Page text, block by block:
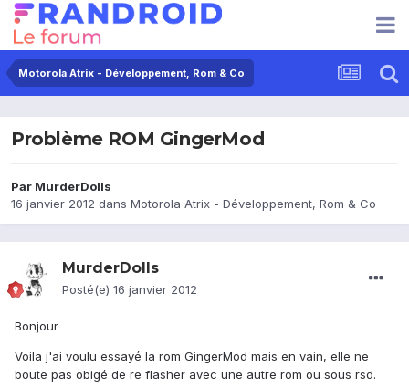
Motorola Atrix - Développement, Rom & Co
Problème ROM GingerMod
Par MurderDolls
16 janvier 2012 dans Motorola Atrix - Développement, Rom & Co
MurderDolls
Posté(e) 16 janvier 2012
Bonjour
Voila j'ai voulu essayé la rom GingerMod mais en vain, elle ne
boute pas obigé de re flasher avec une autre rom ou sous rsd.